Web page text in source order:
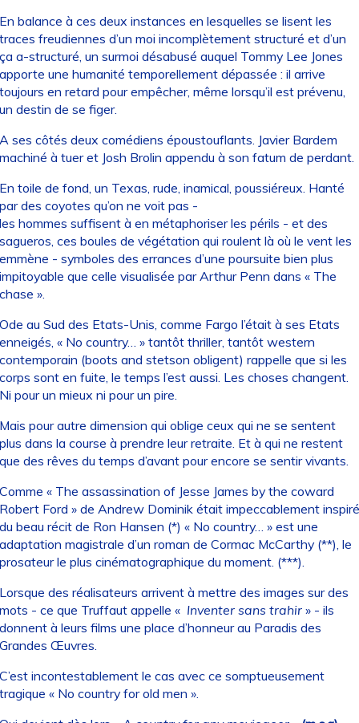
balance à ces deux instances en lesquelles se lisent les
freudiennes d’un moi incomplètement structuré et d’un
a-structuré, un surmoi désabusé auquel Tommy Lee Jones
une humanité temporellement dépassée : il arrive
en retard pour empêcher, même lorsqu’il est prévenu,
destin de se figer.
ses côtés deux comédiens époustouflants. Javier Bardem
à tuer et Josh Brolin appendu à son fatum de perdant.
toile de fond, un Texas, rude, inamical, poussiéreux. Hanté
des coyotes qu’on ne voit pas -
hommes suffisent à en métaphoriser les périls - et des
ces boules de végétation qui roulent là où le vent les
- symboles des errances d’une poursuite bien plus
que celle visualisée par Arthur Penn dans « The
».
au Sud des Etats-Unis, comme Fargo l’était à ses Etats
« No country… » tantôt thriller, tantôt western
(boots and stetson obligent) rappelle que si les
sont en fuite, le temps l’est aussi. Les choses changent.
pour un mieux ni pour un pire.
pour autre dimension qui oblige ceux qui ne se sentent
dans la course à prendre leur retraite. Et à qui ne restent
des rêves du temps d’avant pour encore se sentir vivants.
« The assassination of Jesse James by the coward
Ford » de Andrew Dominik était impeccablement inspiré
beau récit de Ron Hansen (*) « No country… » est une
magistrale d’un roman de Cormac McCarthy (**), le
le plus cinématographique du moment. (***).
des réalisateurs arrivent à mettre des images sur des
- ce que Truffaut appelle « Inventer sans trahir» - ils
à leurs films une place d’honneur au Paradis des
Œuvres.
incontestablement le cas avec ce somptueusement
« No country for old men ».